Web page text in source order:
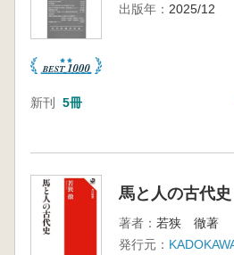
出版年： 2025/12
新刊 5冊
馬と人の古代史
著者： 若狭 徹著
発行元：